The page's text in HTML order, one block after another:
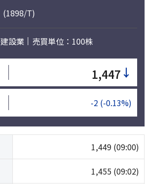
(1898/T)
建設業 売買単位：100株
1,447 ↓
-2 (-0.13%)
1,449 (09:00)
1,455 (09:02)